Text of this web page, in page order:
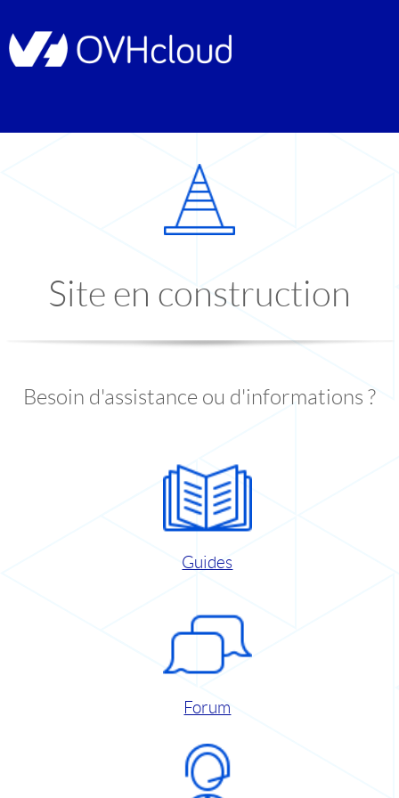
Site en construction
Besoin d'assistance ou d'informations ?
Guides
Forum